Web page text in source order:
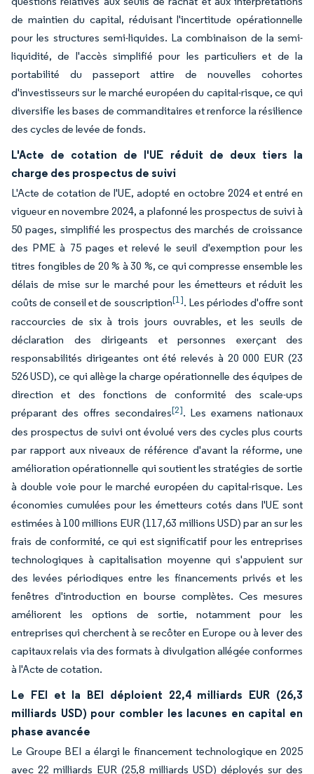
de maintien du capital, réduisant l'incertitude opérationnelle
pour les structures semi-liquides. La combinaison de la semi-
liquidité, de l'accès simplifié pour les particuliers et de la
portabilité du passeport attire de nouvelles cohortes
d'investisseurs sur le marché européen du capital-risque, ce qui
diversifie les bases de commanditaires et renforce la résilience
des cycles de levée de fonds.
L'Acte de cotation de l'UE réduit de deux tiers la
charge des prospectus de suivi
L'Acte de cotation de l'UE, adopté en octobre 2024 et entré en
vigueur en novembre 2024, a plafonné les prospectus de suivi à
50 pages, simplifié les prospectus des marchés de croissance
des PME à 75 pages et relevé le seuil d'exemption pour les
titres fongibles de 20 % à 30 %, ce qui compresse ensemble les
délais de mise sur le marché pour les émetteurs et réduit les
coûts de conseil et de souscription[1]. Les périodes d'offre sont
raccourcies de six à trois jours ouvrables, et les seuils de
déclaration des dirigeants et personnes exerçant des
responsabilités dirigeantes ont été relevés à 20 000 EUR (23
526 USD), ce qui allège la charge opérationnelle des équipes de
direction et des fonctions de conformité des scale-ups
préparant des offres secondaires[2]. Les examens nationaux
des prospectus de suivi ont évolué vers des cycles plus courts
par rapport aux niveaux de référence d'avant la réforme, une
amélioration opérationnelle qui soutient les stratégies de sortie
à double voie pour le marché européen du capital-risque. Les
économies cumulées pour les émetteurs cotés dans l'UE sont
estimées à 100 millions EUR (117,63 millions USD) par an sur les
frais de conformité, ce qui est significatif pour les entreprises
technologiques à capitalisation moyenne qui s'appuient sur
des levées périodiques entre les financements privés et les
fenêtres d'introduction en bourse complètes. Ces mesures
améliorent les options de sortie, notamment pour les
entreprises qui cherchent à se recôter en Europe ou à lever des
capitaux relais via des formats à divulgation allégée conformes
à l'Acte de cotation.
Le FEI et la BEI déploient 22,4 milliards EUR (26,3
milliards USD) pour combler les lacunes en capital en
phase avancée
Le Groupe BEI a élargi le financement technologique en 2025
avec 22 milliards EUR (25,8 milliards USD) déployés sur des